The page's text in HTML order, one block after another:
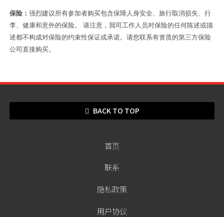
保险：强烈建议所有参加者购买包含保障人身安全、旅行取消损失、行
李、健康和意外的保险。 请注意，我司工作人员对保险的任何陈述或描
述都不构成对保险的约束性保证或承诺。请您联系有资质的第三方保险
公司直接购买。
BACK TO TOP
首页
联系
隐私政策
用户协议